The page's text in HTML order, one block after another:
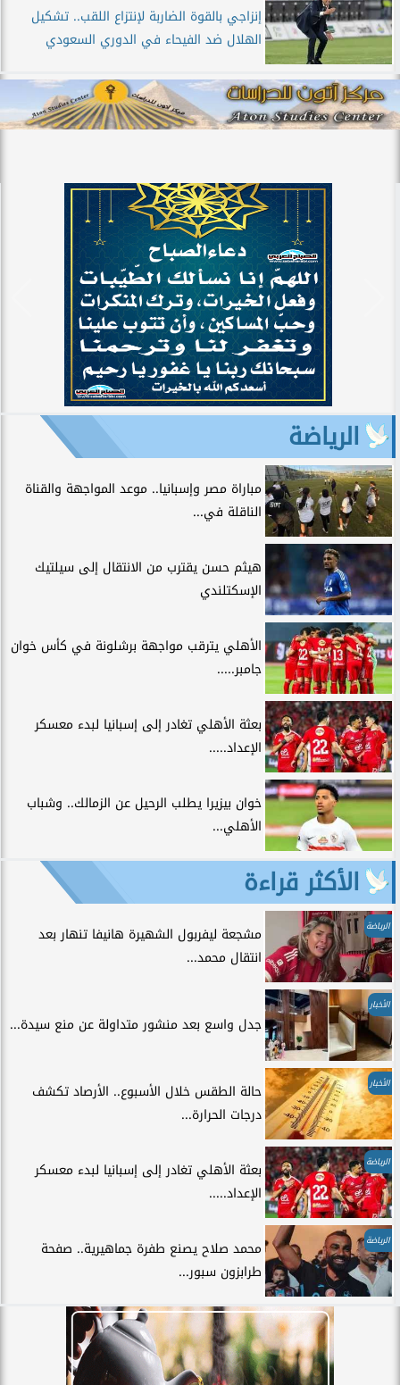
إنزاجي بالقوة الضاربة لإنتزاع اللقب.. تشكيل
الهلال ضد الفيحاء في الدوري السعودي
الرياضة
مباراة مصر وإسبانيا.. موعد المواجهة والقناة
الناقلة في...
هيثم حسن يقترب من الانتقال إلى سيلتيك
الإسكتلندي
الأهلي يترقب مواجهة برشلونة في كأس خوان
جامبر.....
بعثة الأهلي تغادر إلى إسبانيا لبدء معسكر
الإعداد.....
خوان بيزيرا يطلب الرحيل عن الزمالك.. وشباب
الأهلي...
الأكثر قراءة
الرياضة
مشجعة ليفربول الشهيرة هانيفا تنهار بعد
انتقال محمد...
الأخبار
جدل واسع بعد منشور متداولة عن منع سيدة...
الأخبار
حالة الطقس خلال الأسبوع.. الأرصاد تكشف
درجات الحرارة...
الرياضة
بعثة الأهلي تغادر إلى إسبانيا لبدء معسكر
الإعداد.....
الرياضة
محمد صلاح يصنع طفرة جماهيرية.. صفحة
طرابزون سبور...